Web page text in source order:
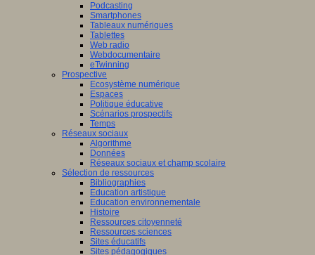
Podcasting
Smartphones
Tableaux numériques
Tablettes
Web radio
Webdocumentaire
eTwinning
Prospective
Ecosystème numérique
Espaces
Politique éducative
Scénarios prospectifs
Temps
Réseaux sociaux
Algorithme
Données
Réseaux sociaux et champ scolaire
Sélection de ressources
Bibliographies
Education artistique
Education environnementale
Histoire
Ressources citoyenneté
Ressources sciences
Sites éducatifs
Sites pédagogiques